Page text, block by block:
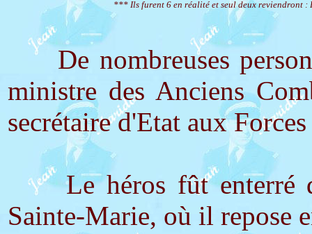
*** Ils furent 6 en réalité et seul deux reviendront :
De nombreuses
ministre des Anciens
secrétaire d'Etat aux
Le héros fût enterré
Sainte-Marie, où il repose